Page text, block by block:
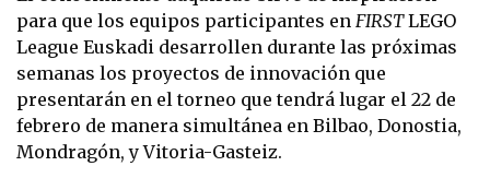
para que los equipos participantes en FIRST LEGO
League Euskadi desarrollen durante las próximas
semanas los proyectos de innovación que
presentarán en el torneo que tendrá lugar el 22 de
febrero de manera simultánea en Bilbao, Donostia,
Mondragón, y Vitoria-Gasteiz.